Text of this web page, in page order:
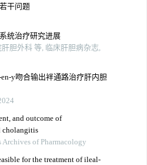
干问题
统治疗研究进展
胆外科 等, 临床肝胆病杂志,
y吻合输出袢通路治疗肝内胆
and outcome of
cholangitis
Archives of Pharmacology
for the treatment of ileal-